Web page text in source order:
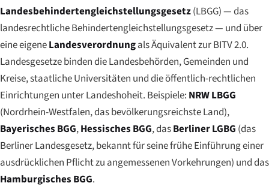
Landesbehindertengleichstellungsgesetz(LBGG) — das
landesrechtliche Behindertengleichstellungsgesetz — und über
eine eigeneLandesverordnungals Äquivalent zur BITV 2.0.
Landesgesetze binden die Landesbehörden, Gemeinden und
Kreise, staatliche Universitäten und die öffentlich-rechtlichen
Einrichtungen unter Landeshoheit. Beispiele: NRW LBGG
(Nordrhein-Westfalen, das bevölkerungsreichste Land),
Bayerisches BGG,Hessisches BGG, dasBerliner LGBG (das
Berliner Landesgesetz, bekannt für seine frühe Einführung einer
ausdrücklichen Pflicht zu angemessenen Vorkehrungen) und das
Hamburgisches BGG.